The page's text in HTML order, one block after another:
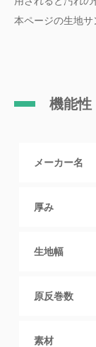
本ページの生地サ
機能性
メーカー名
厚み
生地幅
原反巻数
素材